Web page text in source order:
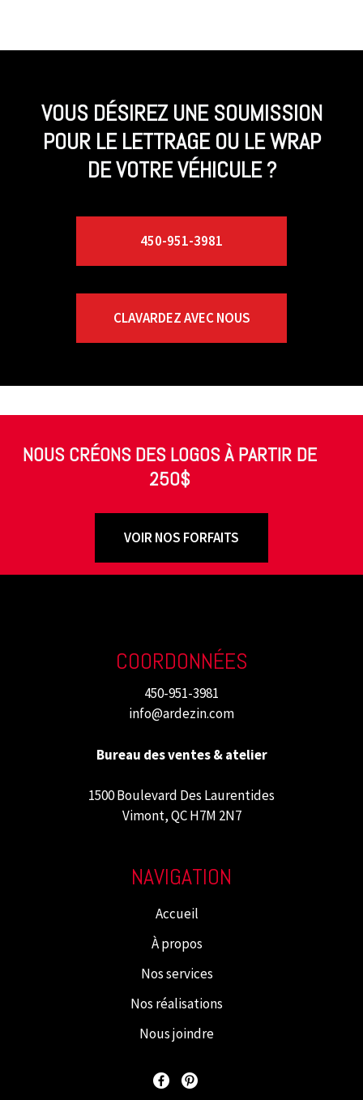
VOUS DÉSIREZ UNE SOUMISSION
POUR LE LETTRAGE OU LE WRAP
DE VOTRE VÉHICULE ?
450-951-3981
CLAVARDEZ AVEC NOUS
NOUS CRÉONS DES LOGOS À PARTIR DE
250$
VOIR NOS FORFAITS
COORDONNÉES
450-951-3981
info@ardezin.com
Bureau des ventes & atelier
1500 Boulevard Des Laurentides
Vimont, QC H7M 2N7
NAVIGATION
Accueil
À propos
Nos services
Nos réalisations
Nous joindre